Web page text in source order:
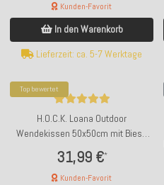
Kunden-Favorit
In den Warenkorb
Lieferzeit: ca. 5-7 Werktage
Top bewertet
H.O.C.K. Loana Outdoor
Wendekissen 50x50cm mit Biese
31,99 €*
Kunden-Favorit